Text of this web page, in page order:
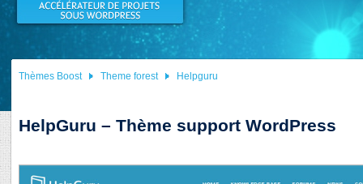
Thèmes Boost Theme forest Helpguru
HelpGuru – Thème support WordPress